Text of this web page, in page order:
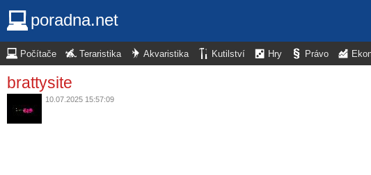
poradna.net
Počítače Teraristika Akvaristika Kutilství Hry Právo
brattysite
10.07.2025 15:57:09